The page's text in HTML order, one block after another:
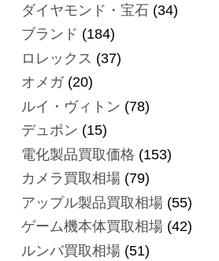
ダイヤモンド・宝石 (34)
ブランド (184)
ロレックス (37)
オメガ(20)
ルイ・ヴィトン (78)
デュポン (15)
電化製品買取価格 (153)
カメラ買取相場(79)
アップル製品買取相場(55)
ゲーム機本体買取相場(42)
ルンバ買取相場(51)